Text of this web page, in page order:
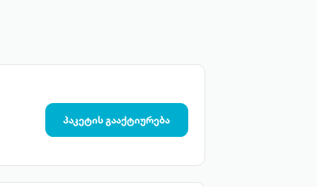
პაკეტის გააქტიურება